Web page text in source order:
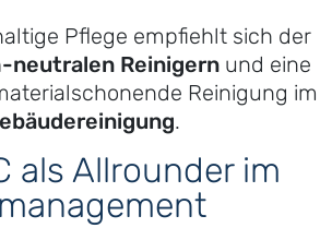
Pflege empfiehlt sich der
neutralen Reinigern und eine
Reinigung im
.
als Allrounder im